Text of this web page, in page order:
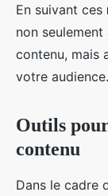
En suivant ces
non
contenu, mais
votre audience.
Outils
contenu
Dans le cadre